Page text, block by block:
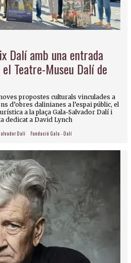
Dalí amb una entrada
Teatre-Museu Dalí de
propostes culturals vinculades a
d’obres dalinianes a l’espai públic, el
a la plaça Gala-Salvador Dalí i
dedicat a David Lynch
Dalí Fundació Gala - Dalí